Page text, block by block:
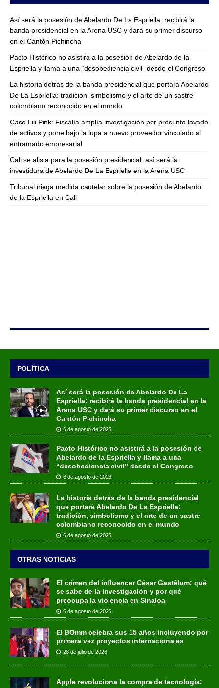
Así será la posesión de Abelardo De La Espriella: recibirá la
banda presidencial en la Arena USC y dará su primer discurso
en el Cantón Pichincha
Pacto Histórico no asistirá a la posesión de Abelardo de la
Espriella y llama a una “desobediencia civil” desde el Congreso
La historia detrás de la banda presidencial que portará Abelardo
De La Espriella: tradición, simbolismo y el arte de un sastre
colombiano reconocido en el mundo
Caso Lili Pink: Fiscalía amplía investigación por presunto lavado
de activos y pone bajo la lupa a nuevo proveedor vinculado al
entramado empresarial
Cali se alista para la posesión presidencial: así será la
investidura de Abelardo De La Espriella en la Arena USC
Tribunal niega medida cautelar sobre la posesión de Abelardo
de la Espriella en Cali
POLÍTICA
Así será la posesión de Abelardo De La
Espriella: recibirá la banda presidencial en la
Arena USC y dará su primer discurso en el
Cantón Pichincha
6 de agosto de 2026
Pacto Histórico no asistirá a la posesión de
Abelardo de la Espriella y llama a una
“desobediencia civil” desde el Congreso
6 de agosto de 2026
La historia detrás de la banda presidencial
que portará Abelardo De La Espriella:
tradición, simbolismo y el arte de un sastre
colombiano reconocido en el mundo
6 de agosto de 2026
OTRAS NOTICIAS
El crimen del influencer César Gastélum: qué
se sabe de la investigación y por qué
preocupa la violencia en Sinaloa
6 de agosto de 2026
El BOmm celebra sus 15 años incluyendo por
primera vez proyectos internacionales
28 de julio de 2026
Apple revoluciona la compra de tecnología: